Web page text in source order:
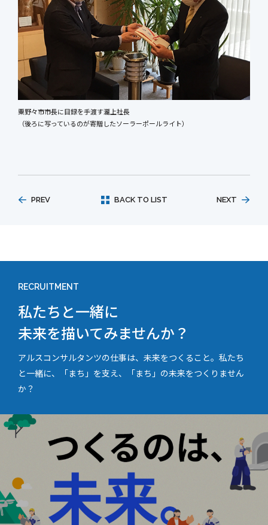
粟野々市市長に目録を手渡す瀧上社長
（後ろに写っているのが寄贈したソーラーポールライト）
PREV BACK TO LIST NEXT
RECRUITMENT
私たちと一緒に
未来を描いてみませんか？
アルスコンサルタンツの仕事は、未来をつくること。私たち
と一緒に、「まち」を支え、「まち」の未来をつくりません
か？